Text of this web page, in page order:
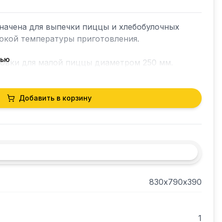
для выпечки пиццы и хлебобулочных
температуры приготовления.
ТЭН-ов -нержавеющая сталь.
соответствует общепринятым
Добавить в корзину
830х790х390
1